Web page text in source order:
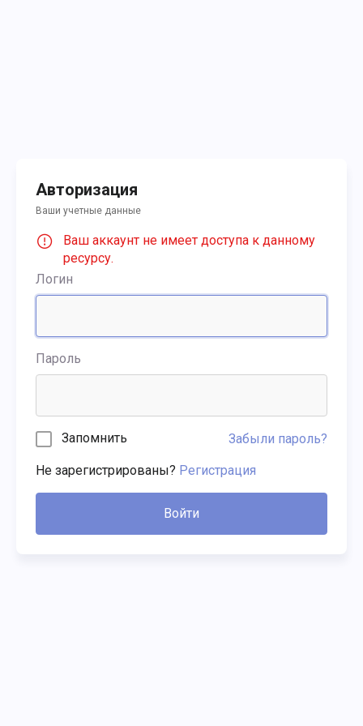
Авторизация
Ваши учетные данные
Ваш аккаунт не имеет доступа к данному
ресурсу.
Логин
Пароль
Запомнить Забыли пароль?
Не зарегистрированы? Регистрация